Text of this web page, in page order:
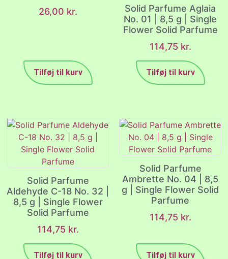
26,00 kr.
Tilføj til kurv
Solid Parfume Aglaia
No. 01 | 8,5 g | Single
Flower Solid Parfume
114,75 kr.
Tilføj til kurv
Solid Parfume
Aldehyde C-18 No. 32 |
8,5 g | Single Flower
Solid Parfume
114,75 kr.
Tilføj til kurv
Solid Parfume
Ambrette No. 04 | 8,5
g | Single Flower Solid
Parfume
114,75 kr.
Tilføj til kurv